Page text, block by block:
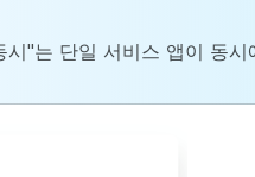
시"는 단일 서비스 앱이 동